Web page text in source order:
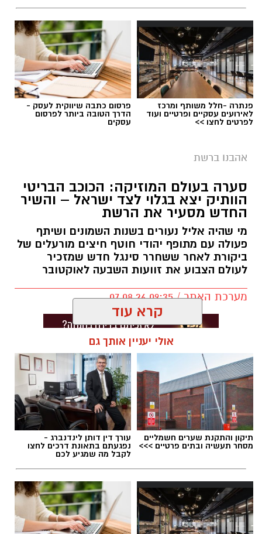
פנתרה -חלל משותף ומרכז
לאירועים עסקיים ופרטיים ועוד
לפרטים לחצו >>
פרסום כתבה שיווקית לעסק -
הדרך הטובה ביותר לפרסום
עסקים
אהבנו ברשת
סערה בעולם המוזיקה: הכוכב הבריטי
הוותיק יצא בגלוי לצד ישראל – והשיר
החדש מסעיר את הרשת
מי שהיה אליל נעורים בשנות השמונים ושיתף
פעולה עם מתופף יהודי חוטף חיצים מורעלים של
ביקורת לאחר ששחרר סינגל חדש שמזכיר
לעולם הצבוע את זוועות השבעה לאוקטובר
מערכת האתר / 09:35 07.08.26
תגים:בוי ג'ורג'
קרא עוד
אולי יעניין אותך גם
תיקון והתקנת שערים חשמליים
מסחר תעשיה ובתים פרטיים >>>
עורך דין דותן לינדנברג -
נפגעתם בתאונת דרכים לחצו
לקבל מה שמגיע לכם